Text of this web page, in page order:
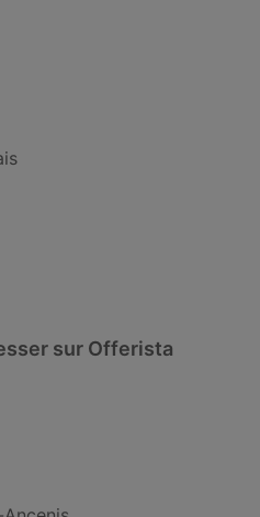
sur Offerista